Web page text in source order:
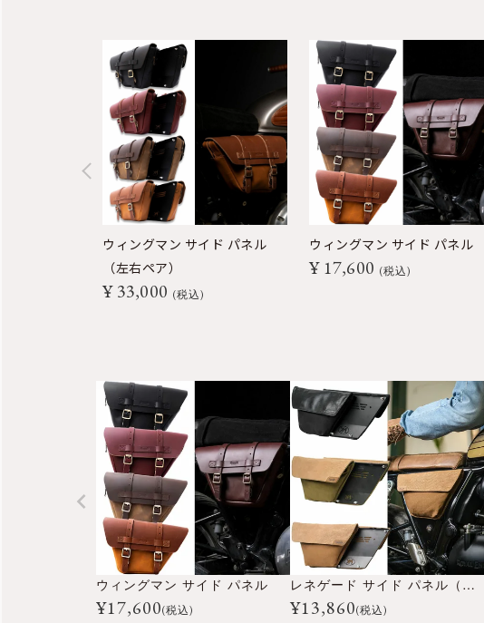
ウィングマン サイド パネル
（左右ペア）
¥ 33,000 税込
ウィングマン サイド パネル
¥ 17,600 税込
ウィングマン サイド パネル
¥17,600(税込)
レネゲード サイド パネル（左右ペア）
¥13,860(税込)